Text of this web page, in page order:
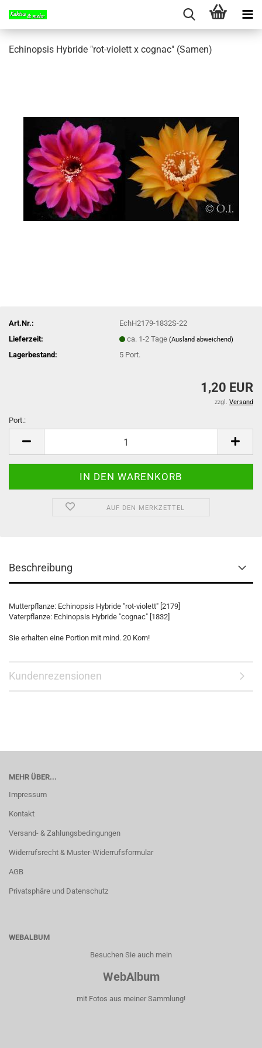
Echinopsis Hybride "rot-violett x cognac" (Samen)
Art.Nr.:
EchH2179-1832S-22
Lieferzeit:
ca. 1-2 Tage(Ausland abweichend)
Lagerbestand: 5 Port.
1,20 EUR
zzgl. Versand
Port.:
AUF DEN MERKZETTEL
Beschreibung
Mutterpflanze: Echinopsis Hybride "rot-violett" [2179]
Vaterpflanze: Echinopsis Hybride "cognac" [1832]
Sie erhalten eine Portion mit mind. 20 Korn!
Kundenrezensionen
MEHR ÜBER...
Impressum
Kontakt
Versand- & Zahlungsbedingungen
Widerrufsrecht & Muster-Widerrufsformular
AGB
Privatsphäre und Datenschutz
WEBALBUM
Besuchen Sie auch mein
WebAlbum
mit Fotos aus meiner Sammlung!